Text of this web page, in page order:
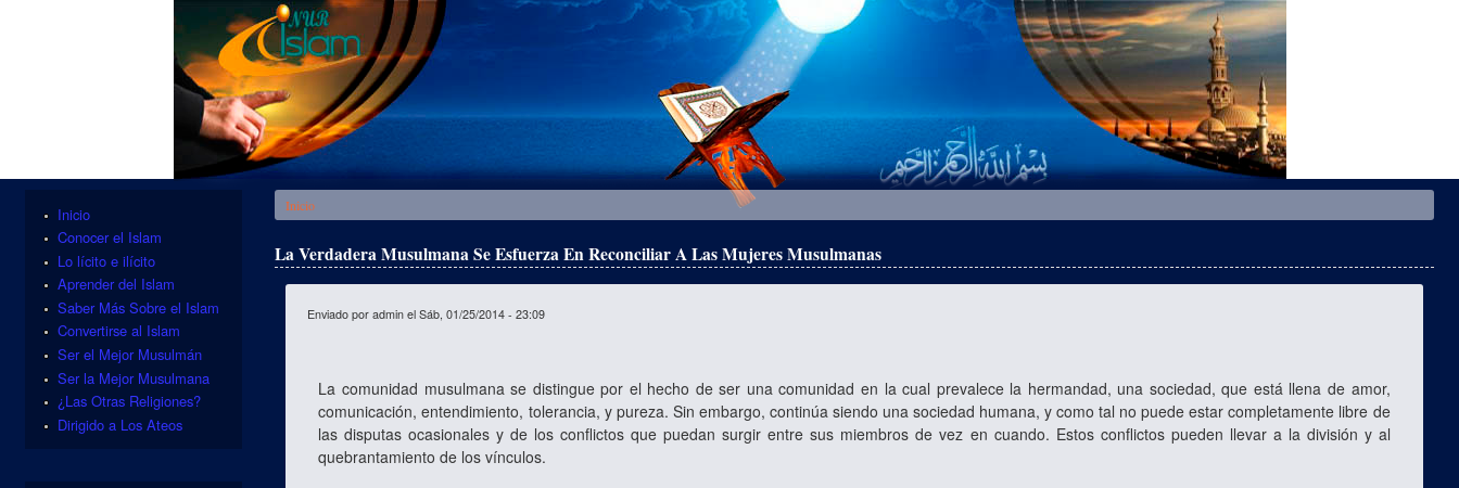
Se encuentra usted aquí
Inicio
La Verdadera Musulmana Se Esfuerza En Reconciliar A Las Mujeres Musulmanas
Enviado poradmin el Sáb, 01/25/2014 - 23:09
La comunidad musulmana se distingue por el hecho de ser una comunidad en la cual prevalece la hermandad, una sociedad, que está llena de amor,
comunicación, entendimiento, tolerancia, y pureza. Sin embargo, continúa siendo una sociedad humana, y como tal no puede estar completamente libre de
las disputas ocasionales y de los conflictos que puedan surgir entre sus miembros de vez en cuando. Estos conflictos pueden llevar a la división y al
quebrantamiento de los vínculos.
Inicio
Conocer el Islam
Lo lícito e ilícito
Aprender del Islam
Saber Más Sobre el Islam
Convertirse al Islam
Ser el Mejor Musulmán
Ser la Mejor Musulmana
¿Las Otras Religiones?
Dirigido a Los Ateos